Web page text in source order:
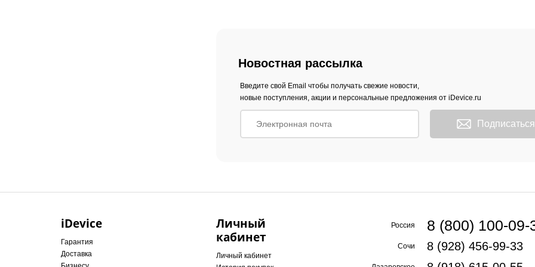
Новостная рассылка
Введите свой Email чтобы получать свежие новости,
новые поступления, акции и персональные предложения от iDevice.ru
Подписаться
iDevice
Гарантия
Доставка
Личный
кабинет
Личный кабинет
Россия 8 (800) 100-09-
Сочи 8 (928) 456-99-33